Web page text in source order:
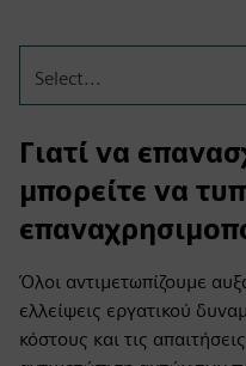
Select...
Γιατί να
μπορείτε να
Όλοι αντιμετωπίζουμε
ελλείψεις εργατικού
κόστους και τις